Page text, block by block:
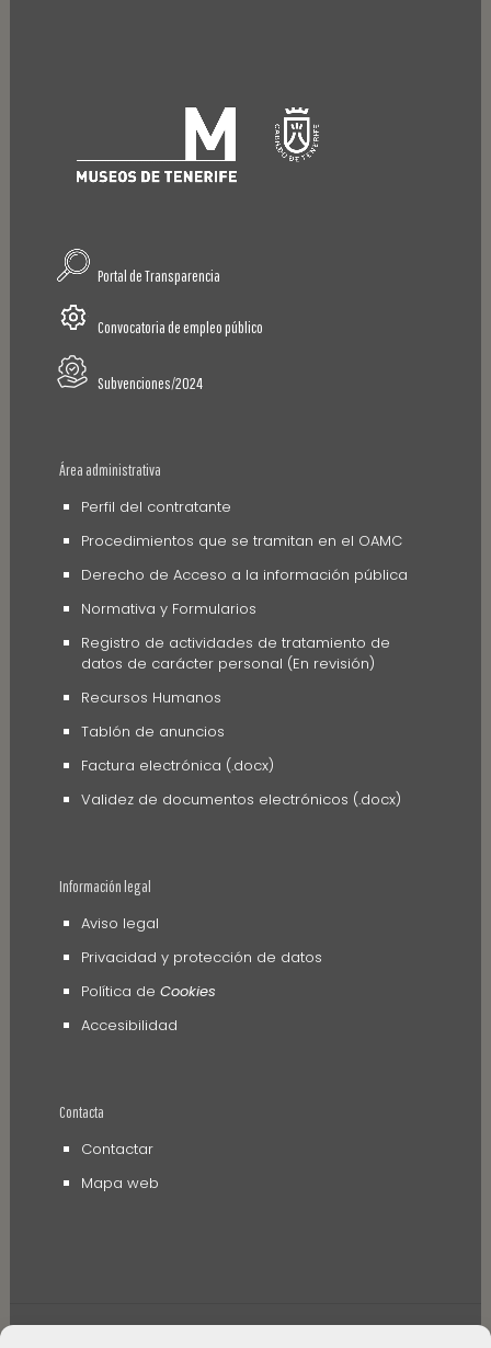
Portal de Transparencia
Convocatoria de empleo público
Subvenciones/2024
Área administrativa
Perfil del contratante
Procedimientos que se tramitan en el OAMC
Derecho de Acceso a la información pública
Normativa y Formularios
Registro de actividades de tratamiento de
datos de carácter personal (En revisión)
Recursos Humanos
Tablón de anuncios
Factura electrónica (.docx)
Validez de documentos electrónicos (.docx)
Información legal
Aviso legal
Privacidad y protección de datos
Política de Cookies
Accesibilidad
Contacta
Contactar
Mapa web